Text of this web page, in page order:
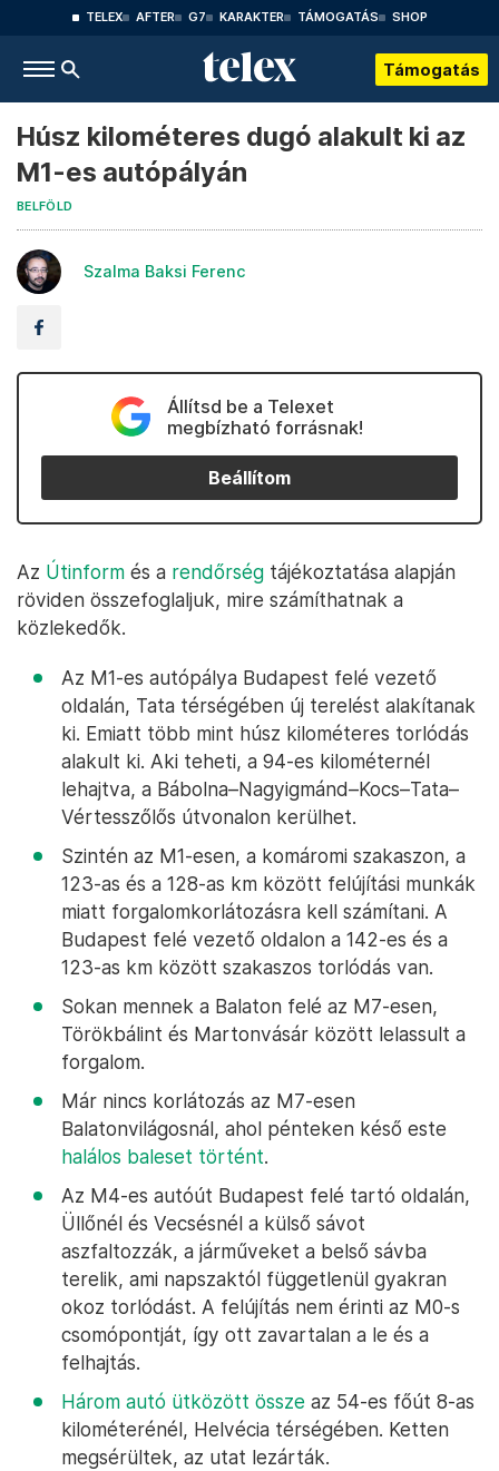
TELEX AFTER G7 KARAKTER TÁMOGATÁS SHOP
Támogatás
Húsz kilométeres dugó alakult ki az
M1-es autópályán
BELFÖLD
Szalma Baksi Ferenc
Állítsd be a Telexet
megbízható forrásnak!
Beállítom
Az Útinform és a rendőrség tájékoztatása alapján
röviden összefoglaljuk, mire számíthatnak a
közlekedők.
Az M1-es autópálya Budapest felé vezető
oldalán, Tata térségében új terelést alakítanak
ki. Emiatt több mint húsz kilométeres torlódás
alakult ki. Aki teheti, a 94-es kilométernél
lehajtva, a Bábolna–Nagyigmánd–Kocs–Tata–
Vértesszőlős útvonalon kerülhet.
Szintén az M1-esen, a komáromi szakaszon, a
123-as és a 128-as km között felújítási munkák
miatt forgalomkorlátozásra kell számítani. A
Budapest felé vezető oldalon a 142-es és a
123-as km között szakaszos torlódás van.
Sokan mennek a Balaton felé az M7-esen,
Törökbálint és Martonvásár között lelassult a
forgalom.
Már nincs korlátozás az M7-esen
Balatonvilágosnál, ahol pénteken késő este
halálos baleset történt.
Az M4-es autóút Budapest felé tartó oldalán,
Üllőnél és Vecsésnél a külső sávot
aszfaltozzák, a járműveket a belső sávba
terelik, ami napszaktól függetlenül gyakran
okoz torlódást. A felújítás nem érinti az M0-s
csomópontját, így ott zavartalan a le és a
felhajtás.
Három autó ütközött össze az 54-es főút 8-as
kilométerénél, Helvécia térségében. Ketten
megsérültek, az utat lezárták.